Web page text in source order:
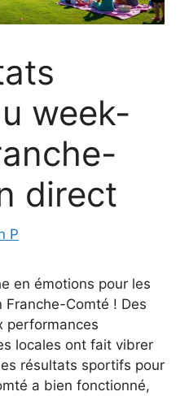
week-
direct
P
en émotions pour les
Comté ! Des
performances
locales ont fait vibrer
résultats sportifs pour
a bien fonctionné,